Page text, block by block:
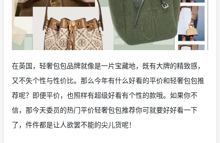
在英国，轻奢包包品牌就像是一片宝藏地，既有大牌的精致感，
又不失个性与性价比。那么今年有什么好看的平价和轻奢包包推
荐呢？即便平价，也照样有超级好看有个性的款哦。如果你不
信，那今天委员的热门平价轻奢包包推荐你可就要好好看一下
了，件件都是让人欲罢不能的尖儿货呢！